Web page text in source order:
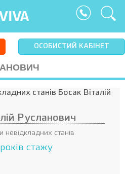
ОСОБИСТИЙ КАБІНЕТ
Русланович
невідкладних станів
стажу